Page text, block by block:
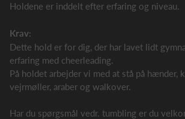
Holdene er inddelt efter erfaring og niveau.
Krav:
Dette hold er for dig, der har lavet lidt
erfaring med cheerleading.
På holdet arbejder vi med at stå på hænder,
vejrmøller, araber og walkover.
Har du spørgsmål vedr. tumbling er du